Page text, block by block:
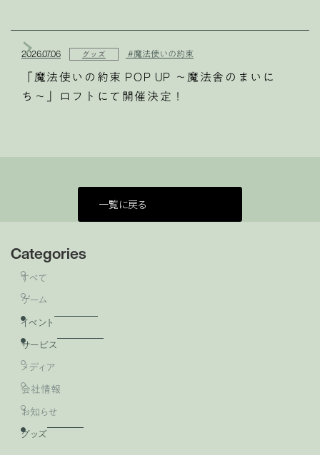
Categories
すべて
ゲーム
イベント
サービス
メディア
会社情報
お知らせ
グッズ
2026.07.06 グッズ #魔法使いの約束
「魔法使いの約束 POP UP 〜魔法舎のまいに
ち〜」ロフトにて開催決定！
一覧に戻る